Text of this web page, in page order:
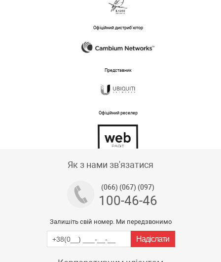
Офіційний дистриб'ютор
Представник
Офіційний реселер
Як з нами зв'язатися
(066) (067) (097)
100-46-46
Залишіть свій номер. Ми передзвонимо